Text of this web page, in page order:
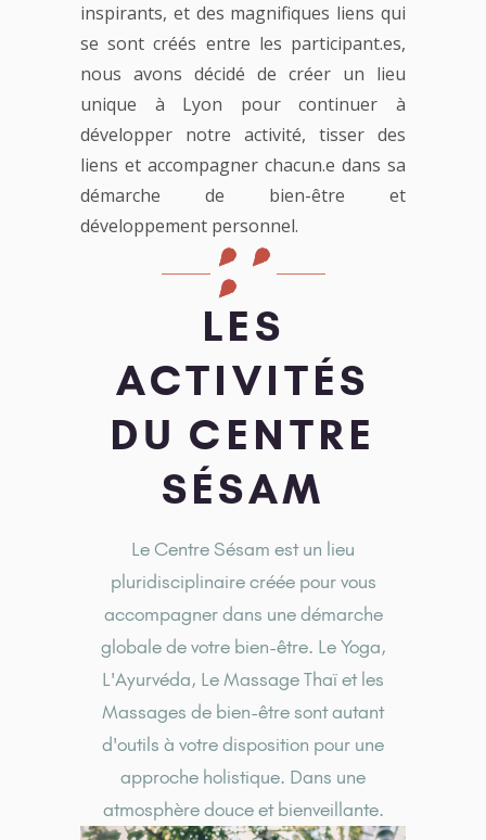
inspirants, et des magnifiques liens qui
se sont créés entre les participant.es,
nous avons décidé de créer un lieu
unique à Lyon pour continuer à
développer notre activité, tisser des
liens et accompagner chacun.e dans sa
démarche de bien-être et
développement personnel.
LES
ACTIVITÉS
DU CENTRE
SÉSAM
Le Centre Sésam est un lieu
pluridisciplinaire créée pour vous
accompagner dans une démarche
globale de votre bien-être. Le Yoga,
L'Ayurvéda, Le Massage Thaï et les
Massages de bien-être sont autant
d'outils à votre disposition pour une
approche holistique. Dans une
atmosphère douce et bienveillante.